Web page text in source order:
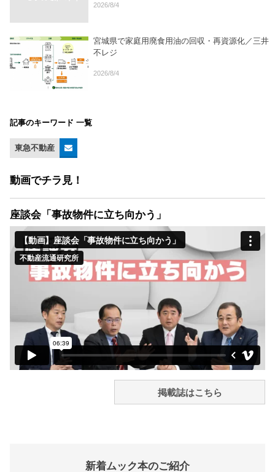
2026/8/4
宮城県で家庭用廃食用油の回収・再資源化／三井
不レジ
2026/8/4
記事のキーワード 一覧
東急不動産
動画でチラ見！
座談会「事故物件に立ち向かう」
掲載誌はこちら
新着ムック本のご紹介